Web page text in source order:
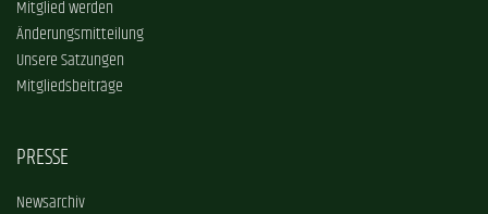
Mitglied werden
Änderungsmitteilung
Unsere Satzungen
Mitgliedsbeiträge
PRESSE
Newsarchiv